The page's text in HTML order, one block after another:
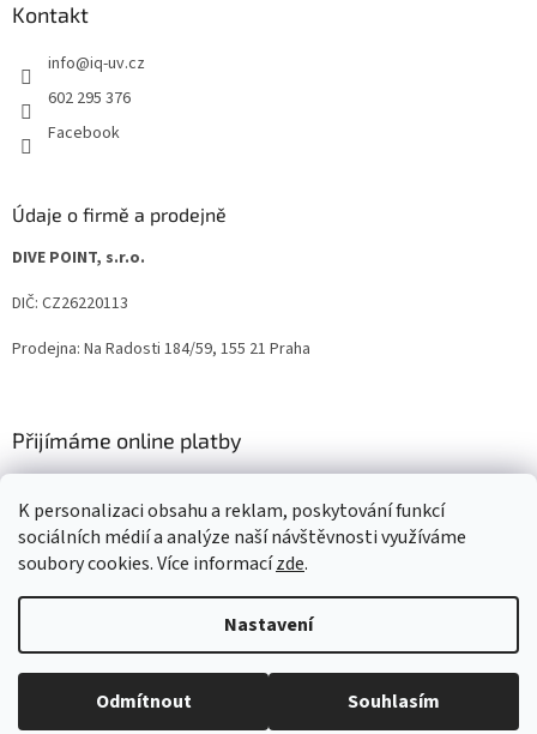
K personalizaci obsahu a reklam, poskytování funkcí
sociálních médií a analýze naší návštěvnosti využíváme
soubory cookies. Více informacízde.
Nastavení
Odmítnout Souhlasím
Kontakt
info@iq-uv.cz
602 295 376
Facebook
Údaje o firmě a prodejně
DIVE POINT, s.r.o.
DIČ: CZ26220113
Prodejna: Na Radosti 184/59, 155 21 Praha
Přijímáme online platby
Copyright 2026IQ-UV.cz. Všechna práva vyhrazena.Upravit